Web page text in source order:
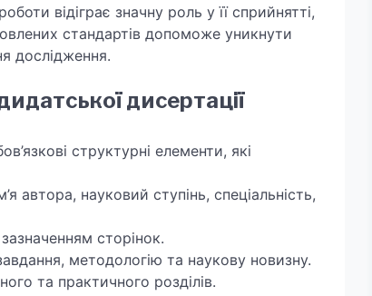
відіграє значну роль у її сприйнятті,
стандартів допоможе уникнути
дослідження.
дисертації
структурні елементи, які
автора, науковий ступінь, спеціальність,
сторінок.
методологію та наукову новизну.
та практичного розділів.